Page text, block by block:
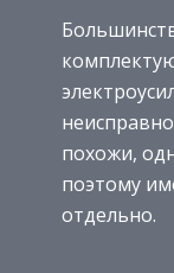
похожи,
поэтому
отдельно.